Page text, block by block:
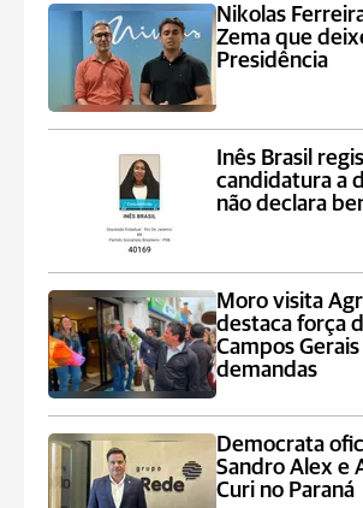
Nikolas
Zema que
Presidência
Inês Brasil
candidatura a
não declara
Moro visita
destaca força
Campos
demandas
Democrata
Sandro Alex e
Curi no Paraná